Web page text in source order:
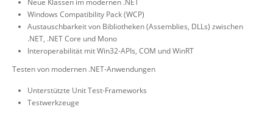
Neue Klassen im modernen .NET
Windows Compatibility Pack (WCP)
Austauschbarkeit von Bibliotheken (Assemblies, DLLs) zwischen
.NET, .NET Core und Mono
Interoperabilität mit Win32-APIs, COM und WinRT
Testen von modernen .NET-Anwendungen
Unterstützte Unit Test-Frameworks
Testwerkzeuge